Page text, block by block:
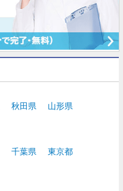
秋田県
山形県
千葉県
東京都